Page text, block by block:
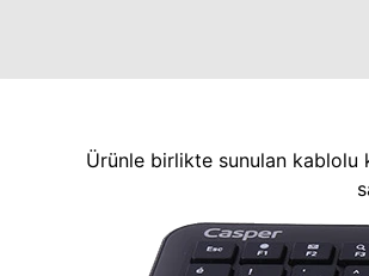
Ürünle birlikte sunulan kablolu